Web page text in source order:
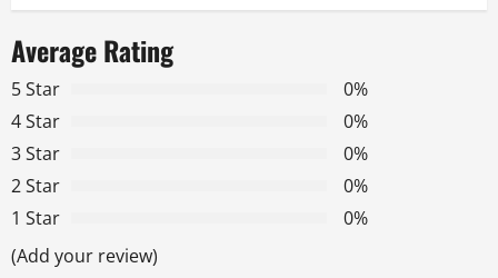
a
v
i
g
a
t
Average Rating
5 Star
0%
4 Star
0%
3 Star
0%
2 Star
0%
1 Star
0%
(Add your review)